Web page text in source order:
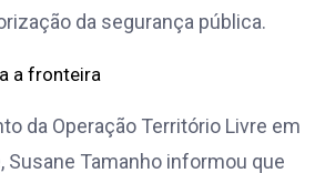
da segurança pública.
a fronteira
da Operação Território Livre em
Susane Tamanho informou que